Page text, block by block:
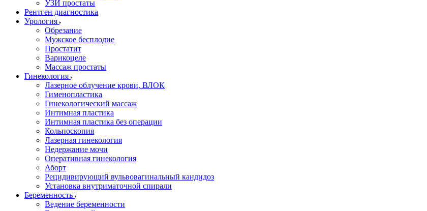
УЗИ простаты
Рентген диагностика
Урология
Обрезание
Мужское бесплодие
Простатит
Варикоцеле
Массаж простаты
Гинекология
Лазерное облучение крови, ВЛОК
Гименопластика
Гинекологический массаж
Интимная пластика
Интимная пластика без операции
Кольпоскопия
Лазерная гинекология
Недержание мочи
Оперативная гинекология
Аборт
Рецидивирующий вульвовагинальный кандидоз
Установка внутриматочной спирали
Беременность
Ведение беременности